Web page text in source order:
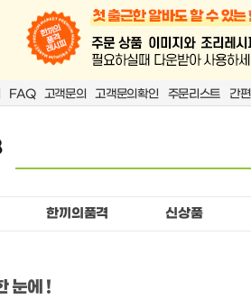
FAQ 고객문의 고객문의확인 주문리스트 간
한끼의품격 신상품
눈에 !